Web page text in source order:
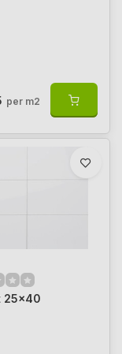
per m2
25x40